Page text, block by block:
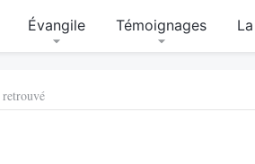
Évangile Témoignages